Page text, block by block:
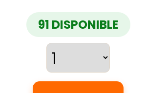
91 DISPONIBLE